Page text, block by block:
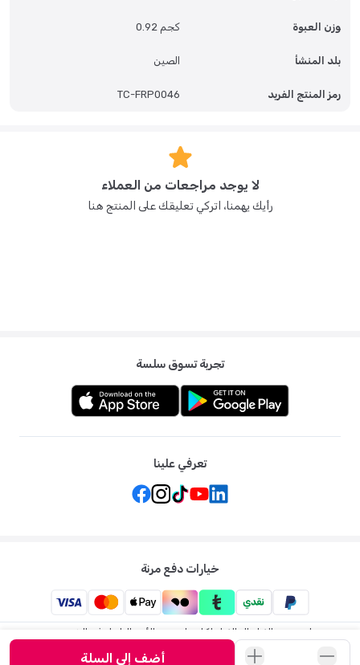
أضف إلى السلة
وزن العبوة 0.92 كجم
بلد المنشأ الصين
رمز المنتج الفريد TC-FRP0046
لا يوجد مراجعات من العملاء
رأيك يهمنا، اتركي تعليقك على المنتج هنا
تجربة تسوق سلسة
تعرفي علينا
خيارات دفع مرنة
ممزورلد: متجر الاطفال الاول لكل ما يخص الأم والطفل في الشرق